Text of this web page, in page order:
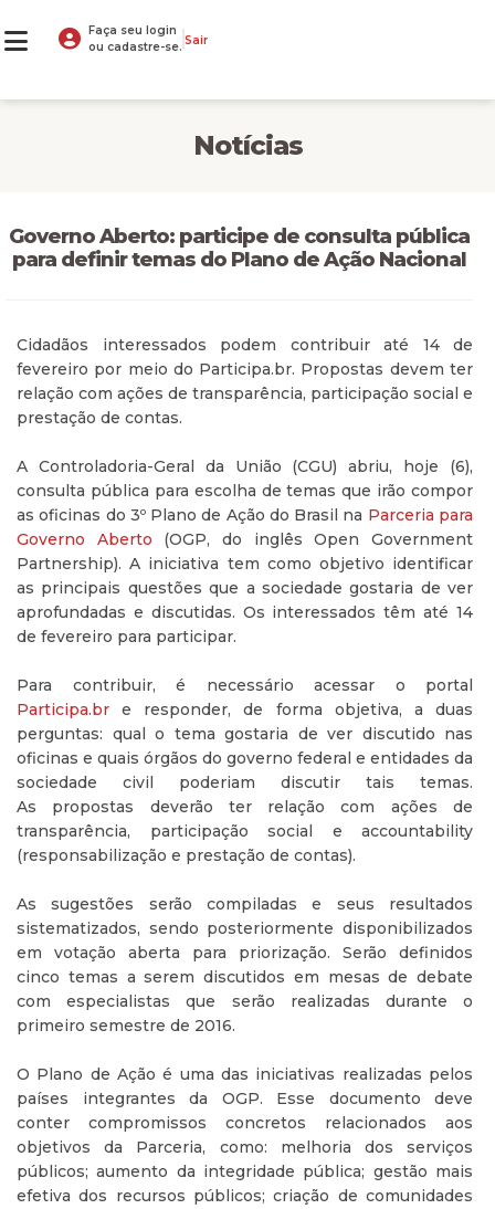
Faça seu login
ou cadastre-se. Sair
Notícias
Governo Aberto: participe de consulta pública
para definir temas do Plano de Ação Nacional
Cidadãos interessados podem contribuir até 14 de
fevereiro por meio do Participa.br. Propostas devem ter
relação com ações de transparência, participação social e
prestação de contas.
A Controladoria-Geral da União (CGU) abriu, hoje (6),
consulta pública para escolha de temas que irão compor
as oficinas do 3º Plano de Ação do Brasil na Parceria para
Governo Aberto (OGP, do inglês Open Government
Partnership). A iniciativa tem como objetivo identificar
as principais questões que a sociedade gostaria de ver
aprofundadas e discutidas. Os interessados têm até 14
de fevereiro para participar.
Para contribuir, é necessário acessar o portal
Participa.bre responder, de forma objetiva, a duas
perguntas: qual o tema gostaria de ver discutido nas
oficinas e quais órgãos do governo federal e entidades da
sociedade civil poderiam discutir tais temas.
As propostas deverão ter relação com ações de
transparência, participação social e accountability
(responsabilização e prestação de contas).
As sugestões serão compiladas e seus resultados
sistematizados, sendo posteriormente disponibilizados
em votação aberta para priorização. Serão definidos
cinco temas a serem discutidos em mesas de debate
com especialistas que serão realizadas durante o
primeiro semestre de 2016.
O Plano de Ação é uma das iniciativas realizadas pelos
países integrantes da OGP. Esse documento deve
conter compromissos concretos relacionados aos
objetivos da Parceria, como: melhoria dos serviços
públicos; aumento da integridade pública; gestão mais
efetiva dos recursos públicos; criação de comunidades